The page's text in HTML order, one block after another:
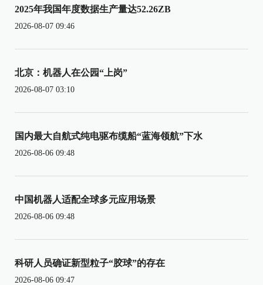
2025年我国年度数据生产量达52.26ZB
2026-08-07 09:46
北京：机器人在公园“上岗”
2026-08-07 03:10
国内最大自航式纯电驱布缆船“蓝海领航”下水
2026-08-06 09:48
中国机器人适配全球多元应用场景
2026-08-06 09:48
科研人员确证新型粒子“胶球”的存在
2026-08-06 09:47